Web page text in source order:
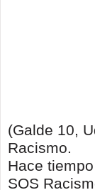
(Galde 10,
Racismo.
Hace
SOS